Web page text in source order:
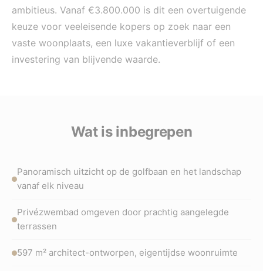
ambitieus. Vanaf €3.800.000 is dit een overtuigende
keuze voor veeleisende kopers op zoek naar een
vaste woonplaats, een luxe vakantieverblijf of een
investering van blijvende waarde.
Wat is inbegrepen
Panoramisch uitzicht op de golfbaan en het landschap
vanaf elk niveau
Privézwembad omgeven door prachtig aangelegde
terrassen
597 m² architect-ontworpen, eigentijdse woonruimte